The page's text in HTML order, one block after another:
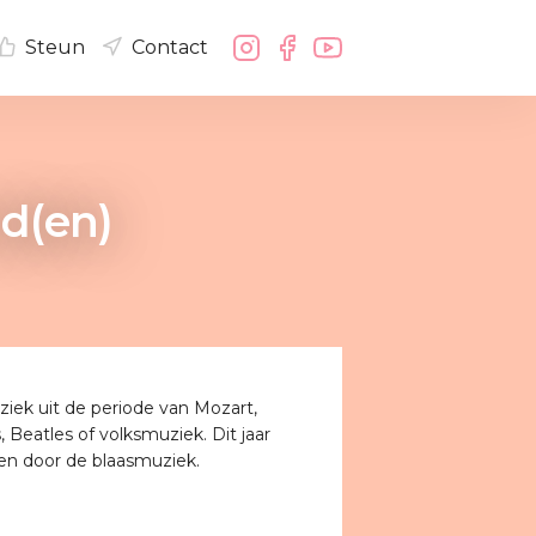
uit de periode van Mozart,
of volksmuziek. Dit jaar
door de blaasmuziek.
Steun Contact